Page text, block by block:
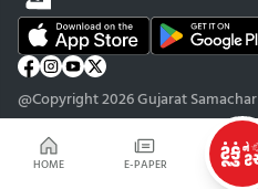
HOME E-PAPER
@Copyright 2026 Gujarat Samachar